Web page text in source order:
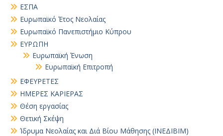
ΕΣΠΑ
Ευρωπαϊκό Έτος Νεολαίας
Ευρωπαϊκό Πανεπιστήμιο Κύπρου
ΕΥΡΩΠΗ
Ευρωπαϊκή Ένωση
Ευρωπαϊκή Επιτροπή
ΕΦΕΥΡΕΤΕΣ
ΗΜΕΡΕΣ ΚΑΡΙΕΡΑΣ
Θέση εργασίας
Θετική Σκέψη
Ίδρυμα Νεολαίας και Διά Βίου Μάθησης (ΙΝΕΔΙΒΙΜ)